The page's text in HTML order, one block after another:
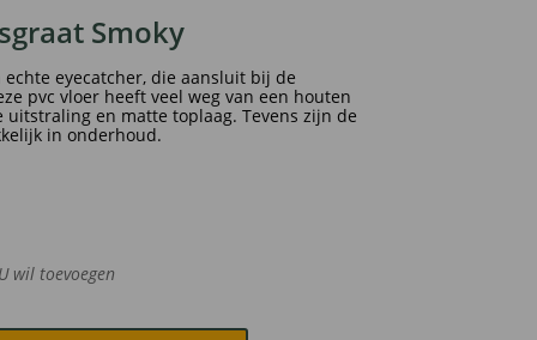
Smoky
echte eyecatcher, die aansluit bij de
pvc vloer heeft veel weg van een houten
en matte toplaag. Tevens zijn de
in onderhoud.
wil toevoegen